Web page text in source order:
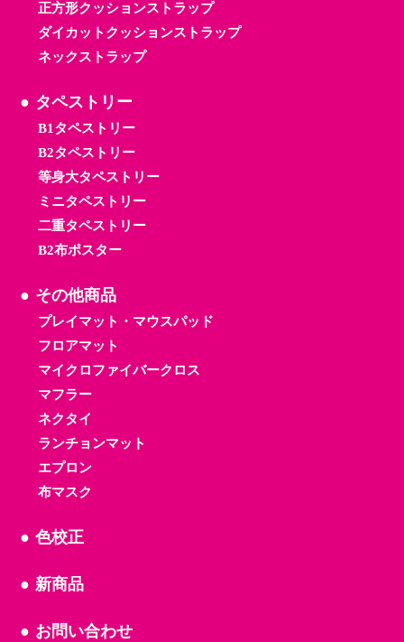
正方形クッションストラップ
ダイカットクッションストラップ
ネックストラップ
タペストリー
B1タペストリー
B2タペストリー
等身大タペストリー
ミニタペストリー
二重タペストリー
B2布ポスター
その他商品
プレイマット・マウスパッド
フロアマット
マイクロファイバークロス
マフラー
ネクタイ
ランチョンマット
エプロン
布マスク
色校正
新商品
お問い合わせ